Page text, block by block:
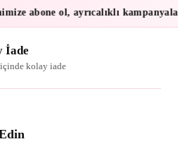
abone ol, ayrıcalıklı kampanyalar
İade
kolay iade